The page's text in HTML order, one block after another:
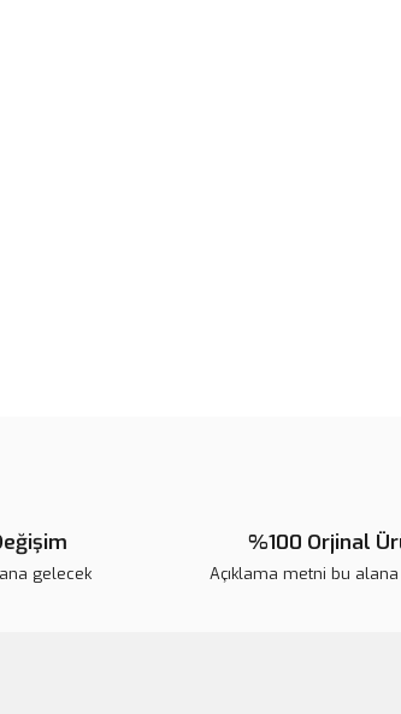
gelecek
%100 Orjinal
Açıklama metni bu